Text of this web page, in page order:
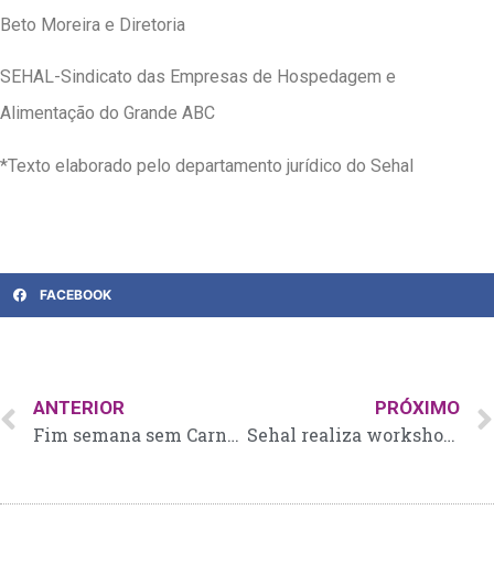
Beto Moreira e Diretoria
SEHAL-Sindicato das Empresas de Hospedagem e
Alimentação do Grande ABC
*Texto elaborado pelo departamento jurídico do Sehal
FACEBOOK
ANTERIOR
Fim semana sem Carnaval tende a aumentar movimento nos bares e restaurantes
PRÓXIMO
Sehal realiza workshop sobre as normas da Convenção Coletiva de Trabalho